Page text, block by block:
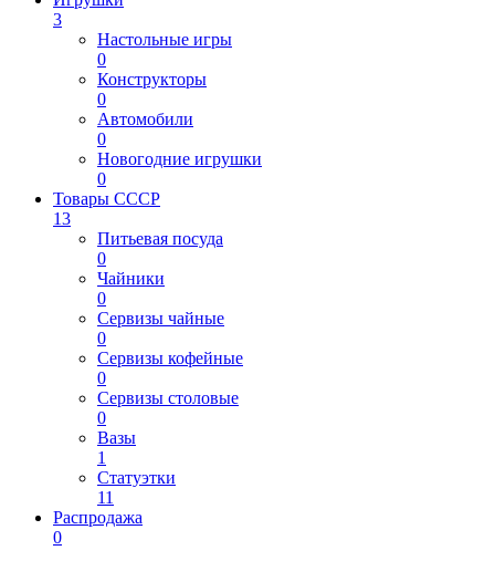
3
Настольные игры
0
Конструкторы
0
Автомобили
0
Новогодние игрушки
0
Товары СССР
13
Питьевая посуда
0
Чайники
0
Сервизы чайные
0
Сервизы кофейные
0
Сервизы столовые
0
Вазы
1
Статуэтки
11
Распродажа
0